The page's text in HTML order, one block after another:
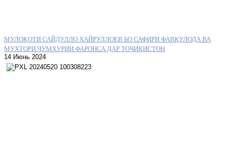
МУЛОҚОТИ САЙДУЛЛО ХАЙРУЛЛОЕВ БО САФИРИ ФАВҚУЛОДА ВА
МУХТОРИ ҶУМҲУРИИ ФАРОНСА ДАР ТОҶИКИСТОН
14 Июнь 2024